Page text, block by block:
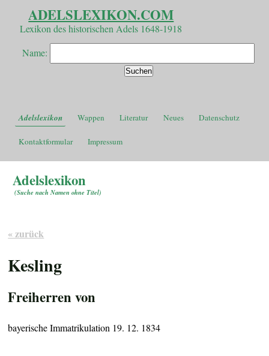
ADELSLEXIKON.COM
Lexikon des historischen Adels 1648-1918
Name:
Adelslexikon Wappen Literatur Neues Datenschutz
Kontaktformular Impressum
Adelslexikon
(Suche nach Namen ohne Titel)
« zurück
Kesling
Freiherren von
bayerische Immatrikulation 19. 12. 1834